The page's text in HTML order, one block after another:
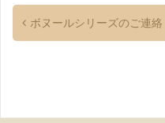
ボヌールシリーズのご連絡